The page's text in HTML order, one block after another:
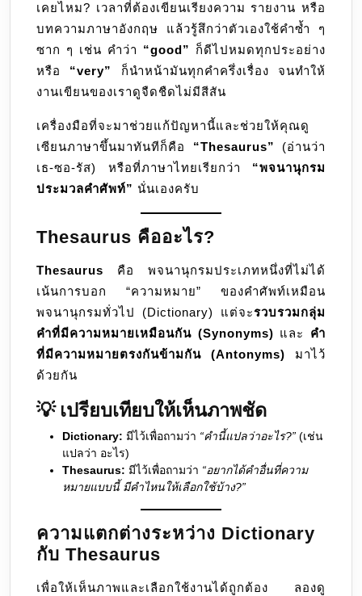
คำ
ศัพท์
ที่
ช่วย
ไม่
น่า
เคยไหม? เวลาที่ต้องเขียนเรียงความ รายงาน หรือ
บทความภาษาอังกฤษ แล้วรู้สึกว่าตัวเองใช้คำซ้ำ ๆ
ซาก ๆ เช่น คำว่า “good” ก็ดีไปหมดทุกประอย่าง
หรือ “very”
ก็นำหน้ามันทุกคำครึ่งเรื่อง จนทำให้
งานเขียนของเราดูจืดชืดไม่มีสีสัน
เครื่องมือที่จะมาช่วยแก้ปัญหานี้และช่วยให้คุณดู
เซียนภาษาขึ้นมาทันทีก็คือ “Thesaurus” (อ่านว่า
เธ-ซอ-รัส) หรือที่ภาษาไทยเรียกว่า “พจนานุกรม
ประมวลคำศัพท์” นั่นเองครับ
Thesaurus คืออะไร?
Thesaurus คือ พจนานุกรมประเภทหนึ่งที่ไม่ได้
เน้นการบอก “ความหมาย” ของคำศัพท์เหมือน
พจนานุกรมทั่วไป (Dictionary) แต่จะรวบรวมกลุ่ม
คำที่มีความหมายเหมือนกัน (Synonyms) และ คำ
ที่มีความหมายตรงกันข้ามกัน (Antonyms) มาไว้
ด้วยกัน
💡 เปรียบเทียบให้เห็นภาพชัด
Dictionary: มีไว้เพื่อถามว่า “คำนี้แปลว่าอะไร?” (เช่น
แปลว่า อะไร)
Thesaurus: มีไว้เพื่อถามว่า “อยากได้คำอื่นที่ความ
หมายแบบนี้ มีคำไหนให้เลือกใช้บ้าง?”
ความแตกต่างระหว่าง Dictionary
กับ Thesaurus
เพื่อให้เห็นภาพและเลือกใช้งานได้ถูกต้อง ลองดู